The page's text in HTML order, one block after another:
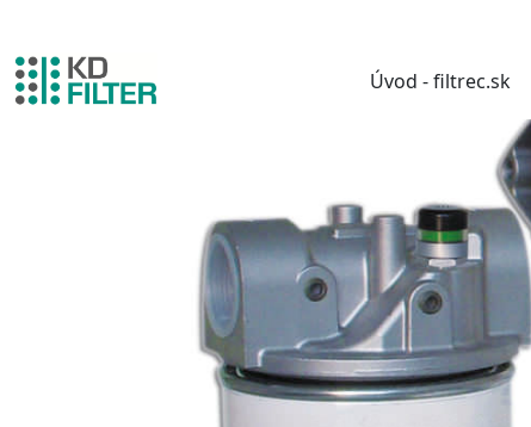
Úvod - filtrec.sk